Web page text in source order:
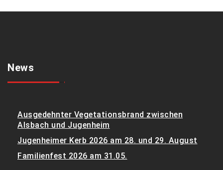
News
Ausgedehnter Vegetationsbrand zwischen
Alsbach und Jugenheim
Jugenheimer Kerb 2026 am 28. und 29. August
Familienfest 2026 am 31.05.